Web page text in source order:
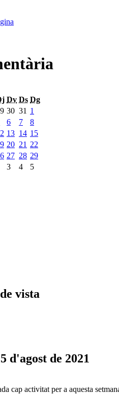
Dv Ds Dg
30 31 1
6 7
8
13 14 15
20 21 22
27 28 29
3 4 5
vista
d'agost de 2021
cap activitat per a aquesta